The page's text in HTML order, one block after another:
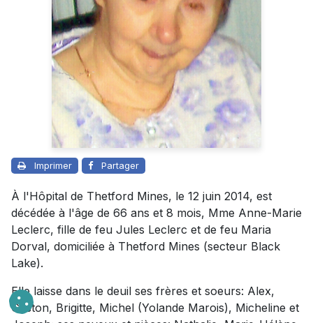
Imprimer Partager
À l'Hôpital de Thetford Mines, le 12 juin 2014, est
décédée à l'âge de 66 ans et 8 mois, Mme Anne-Marie
Leclerc, fille de feu Jules Leclerc et de feu Maria
Dorval, domiciliée à Thetford Mines (secteur Black
Lake).
Elle laisse dans le deuil ses frères et soeurs: Alex,
Gaston, Brigitte, Michel (Yolande Marois), Micheline et